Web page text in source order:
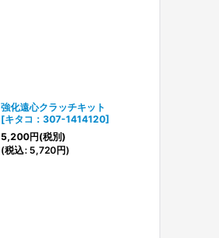
強化遠心クラッチキット
[キタコ：307-1414120]
5,200円(税別)
(税込: 5,720円)